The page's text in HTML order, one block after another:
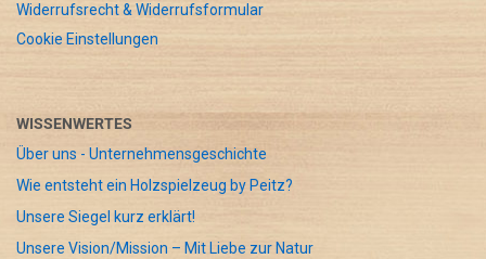
Widerrufsrecht & Widerrufsformular
Cookie Einstellungen
WISSENWERTES
Über uns - Unternehmensgeschichte
Wie entsteht ein Holzspielzeug by Peitz?
Unsere Siegel kurz erklärt!
Unsere Vision/Mission – Mit Liebe zur Natur